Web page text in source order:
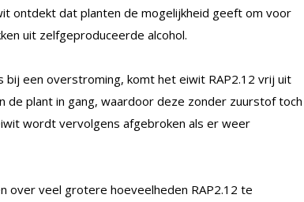
ontdekt dat planten de mogelijkheid geeft om voor
uit zelfgeproduceerde alcohol.
een overstroming, komt het eiwit RAP2.12 vrij uit
de plant in gang, waardoor deze zonder zuurstof toch
wordt vervolgens afgebroken als er weer
over veel grotere hoeveelheden RAP2.12 te